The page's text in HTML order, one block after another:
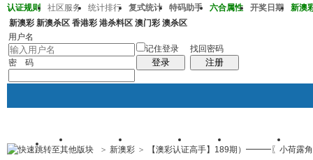
认证规则 社区服务 统计排行 复式统计 特码助手 六合属性 开奖日期
新澳
澳彩219期05-10-19-30-35-47T25
新澳彩 新澳杀区 香港彩 港杀料区 澳门彩 澳杀区
用户名
密 码
记住登录
登录
找回密码
注册
首页 交易记录 我的帖子 群组 个人中心 手
帖子
> 新澳彩 > 【澳彩认证高手】189期）━━━〖小荷露